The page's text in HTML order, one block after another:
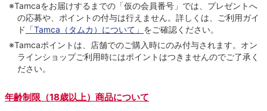
※Tamcaをお届けするまでの「仮の会員番号」では、プレゼントへ
の応募や、ポイントの付与は⾏えません。詳しくは、ご利⽤ガイ
ド 「Tamca（タムカ）について」 をご確認ください。
※Tamcaポイントは、店舗でのご購⼊時にのみ付与されます。オン
ラインショップご利用時にはポイントはつきませんのでご了承く
ださい。
年齢制限（18歳以上）商品について